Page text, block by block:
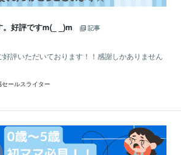
好評ですm(_ _)m
記事
評いただいております！！感謝しかありません
ールスライター